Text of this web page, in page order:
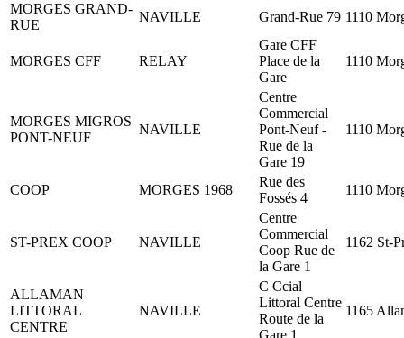
MORGES GRAND-
RUE
NAVILLE Grand-Rue 79 1110
MORGES CFF RELAY
Gare CFF
Place de la
Gare
1110
MORGES MIGROS
PONT-NEUF
NAVILLE
Centre
Commercial
Pont-Neuf -
Rue de la
Gare 19
1110
COOP MORGES 1968
Rue des
Fossés 4
1110
ST-PREX COOP NAVILLE
Centre
Commercial
Coop Rue de
la Gare 1
1162 St-
ALLAMAN
LITTORAL
CENTRE
NAVILLE
C Ccial
Littoral Centre
Route de la
1165